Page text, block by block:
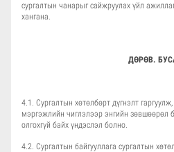
сургалтын чанарыг сайжруулах үйл
хангана.
ДӨРӨВ.
4.1. Сургалтын хөтөлбөрт дүгнэлт
мэргэжлийн чиглэлээр энгийн зөвшөөрөл
олгохгүй байх үндэслэл болно.
4.2. Сургалтын байгууллага сургалтын